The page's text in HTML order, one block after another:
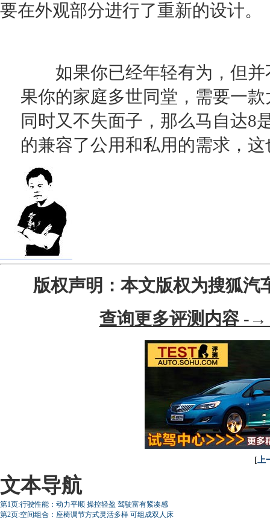
要在外观部分进行了重新的设计。
如果你已经年轻有为，但并
果你的家庭多世同堂，需要一
同时又不失面子，那么马自达8
的兼容了公用和私用的需求，
版权声明：本文版权为搜狐汽
查询更多评测内容 -→
[上
文本导航
第1页:行驶性能：动力平顺 操控轻盈 驾驶富有紧凑感
第2页:空间组合：座椅调节方式灵活多样 可组成双人床